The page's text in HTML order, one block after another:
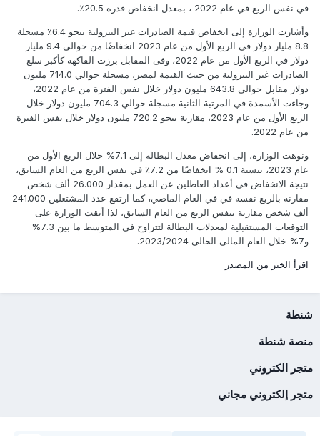
في نفس الربع في عام 2022 ، بمعدل انخفاض قدره 20.5٪.
وأشارت الوزارة إلى انخفاض قيمة الصادرات غير البترولية بنحو 6.4٪ مسجلة
8.8 مليار دولار في الربع الأول من عام 2023 انخفاضًا من حوالي 9.4 مليار
دولار في الربع الأول من عام 2022، وفى المقابل برزت الفاكهة كأكبر سلع
الصادرات غير البترولية من حيث القيمة لمصر، مسجلة حوالي 714.0 مليون
دولار مقابل حوالي 643.8 مليون دولار خلال نفس الفترة من عام 2022،
وجاءت الأسمدة في المرتبة الثانية مسجلة حوالي 704.3 مليون دولار خلال
الربع الأول من عام 2023، مقارنة بنحو 720.2 مليون دولار خلال نفس الفترة
من عام 2022.
ونوهت الوزارة، إلى انخفاض معدل البطالة إلى 7.1% خلال الربع الأول من
عام 2023، بنسبة 0.1 % انخفاضًا من 7.2٪ في نفس الربع من العام السابق،
نتيجة الانخفاض في أعداد العاطلين عن العمل بمقدار 26.000 ألف شخص
مقارنة بالربع نفسه في في العام الماضي، كما ارتفع عدد المشتغلين 241.000
ألف شخص مقارنة بنفس الربع من العام السابق، لذا أبقت الوزارة على
التوقعات المستقبلية لمعدلات البطالة لتتراوح فى المتوسط ما بين 7.3%
و7% خلال العام المالى الحالى 2023/2024.
اقرأ الخبر من المصدر
شنطة
منصة شنطة
متجر الكتروني
متجر إلكتروني مجاني